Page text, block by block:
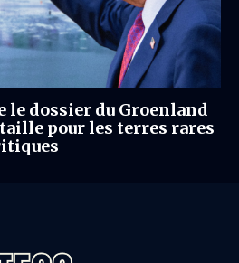
le dossier du Groenland
pour les terres rares